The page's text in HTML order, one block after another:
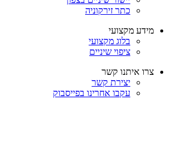
כתר זירקוניה
מידע מקצועי
בלוג מקצועי
ציפוי שיניים
צרו איתנו קשר
יצירת קשר
עקבו אחרינו בפייסבוק